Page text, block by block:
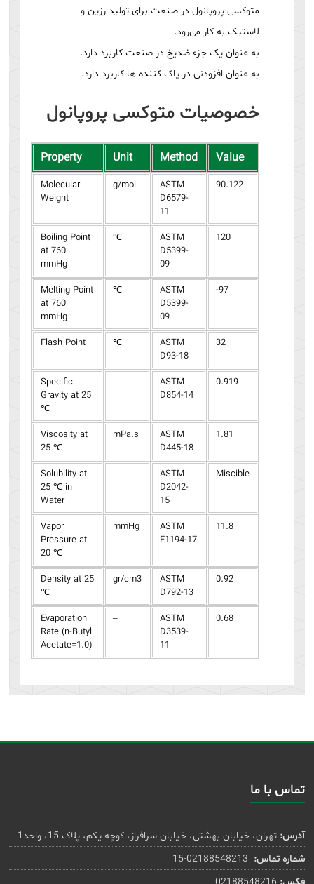
متوکسی پروپانول در صنعت برای تولید رزین و
لاستیک به کار می‌رود.
به عنوان یک جزء ضد‌یخ در صنعت کاربرد دارد.
به عنوان افزودنی در پاک کننده ها کاربرد دارد.
خصوصیات متوکسی پروپانول
Property Unit Method Value
Molecular
Weight
g/mol
ASTM
D6579-
11
90.122
Boiling Point
at 760
mmHg
℃
ASTM
D5399-
09
120
Melting Point
at 760
mmHg
℃
ASTM
D5399-
09
-97
Flash Point ℃
ASTM
D93-18
32
Specific
Gravity at 25
℃
–
ASTM
D854-14
0.919
Viscosity at
25 ℃
mPa.s
ASTM
D445-18
1.81
Solubility at
25 ℃ in
Water
–
ASTM
D2042-
15
Miscible
Vapor
Pressure at
20 ℃
mmHg
ASTM
E1194-17
11.8
Density at 25
℃
gr/cm3
ASTM
D792-13
0.92
Evaporation
Rate (n-Butyl
Acetate=1.0)
–
ASTM
D3539-
11
0.68
تماس با ما
آدرس: تهران، خیابان بهشتی، خیابان سرافراز، کوچه یکم، پلاک 15، واحد1
شماره تماس: